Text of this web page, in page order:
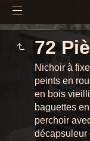
72
Nichoir à
peints en
en bois
baguettes
perchoir
décapsuleur